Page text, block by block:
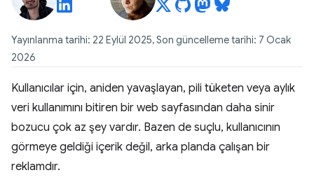
Yayınlanma tarihi: 22 Eylül 2025, Son güncelleme tarihi: 7 Ocak
2026
Kullanıcılar için, aniden yavaşlayan, pili tüketen veya aylık
veri kullanımını bitiren bir web sayfasından daha sinir
bozucu çok az şey vardır. Bazen de suçlu, kullanıcının
görmeye geldiği içerik değil, arka planda çalışan bir
reklamdır.